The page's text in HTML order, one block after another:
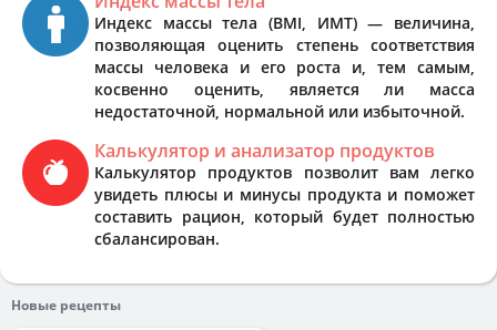
Индекс массы тела (BMI, ИМТ) — величина,
позволяющая оценить степень соответствия
массы человека и его роста и, тем самым,
косвенно оценить, является ли масса
недостаточной, нормальной или избыточной.
Калькулятор и анализатор продуктов
Калькулятор продуктов позволит вам легко
увидеть плюсы и минусы продукта и поможет
составить рацион, который будет полностью
сбалансирован.
Новые рецепты